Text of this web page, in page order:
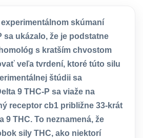
skúmaní
sa ukázalo, že je podstatne
s kratším chvostom
veľa tvrdení, ktoré túto silu
štúdii sa
9 THC-P sa viaže na
receptor cb1 približne 33-krát
9 THC. To neznamená, že
sily THC, ako niektorí